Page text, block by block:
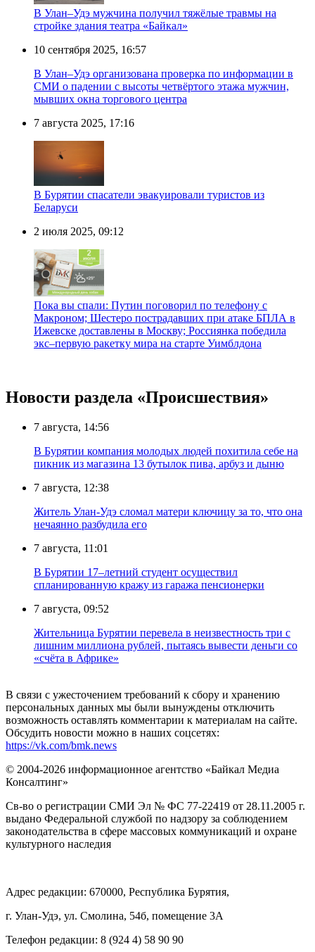
В Улан–Удэ мужчина получил тяжёлые травмы на
стройке здания театра «Байкал»
10 сентября 2025, 16:57
В Улан–Удэ организована проверка по информации в
СМИ о падении с высоты четвёртого этажа мужчин,
мывших окна торгового центра
7 августа 2025, 17:16
В Бурятии спасатели эвакуировали туристов из
Беларуси
2 июля 2025, 09:12
Пока вы спали: Путин поговорил по телефону с
Макроном; Шестеро пострадавших при атаке БПЛА в
Ижевске доставлены в Москву; Россиянка победила
экс–первую ракетку мира на старте Уимблдона
Новости раздела «Происшествия»
7 августа, 14:56
В Бурятии компания молодых людей похитила себе на
пикник из магазина 13 бутылок пива, арбуз и дыню
7 августа, 12:38
Житель Улан-Удэ сломал матери ключицу за то, что она
нечаянно разбудила его
7 августа, 11:01
В Бурятии 17–летний студент осуществил
спланированную кражу из гаража пенсионерки
7 августа, 09:52
Жительница Бурятии перевела в неизвестность три с
лишним миллиона рублей, пытаясь вывести деньги со
«счёта в Африке»
В связи с ужесточением требований к сбору и хранению
персональных данных мы были вынуждены отключить
возможность оставлять комментарии к материалам на сайте.
Обсудить новости можно в наших соцсетях:
https://vk.com/bmk.news
© 2004-2026 информационное агентство «Байкал Медиа
Консалтинг»
Св-во о регистрации СМИ Эл № ФС 77-22419 от 28.11.2005 г.
выдано Федеральной службой по надзору за соблюдением
законодательства в сфере массовых коммуникаций и охране
культурного наследия
Адрес редакции: 670000, Республика Бурятия,
г. Улан-Удэ, ул. Смолина, 54б, помещение 3А
Телефон редакции: ‎‎8 (924 4) 58 90 90